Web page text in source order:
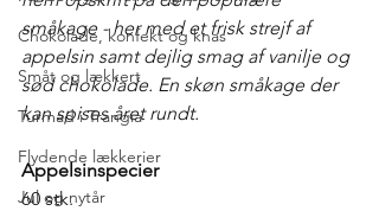
Chokolade, konfekt og knas
Småt og lækkert
Turmad i Trangia
Flydende lækkerier
Jul og nytår
småkage - her med et frisk strejf af
appelsin samt dejlig smag af vanilje og
sød chokolade. En skøn småkage der
kan spises året rundt.
Appelsinspecier
60 stk.